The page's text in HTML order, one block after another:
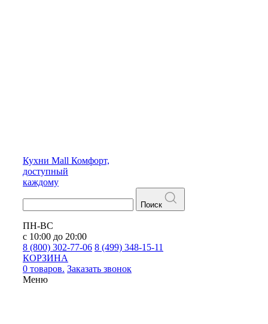
Кухни Mall Комфорт,
доступный
каждому
Поиск
ПН-ВС
с 10:00 до 20:00
8 (800) 302-77-06 8 (499) 348-15-11
КОРЗИНА
0 товаров. Заказать звонок
Меню